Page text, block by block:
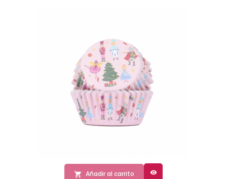
 Añadir al carrito 